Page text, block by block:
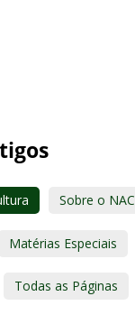
Sobre o NAC
Matérias Especiais
Todas as Páginas